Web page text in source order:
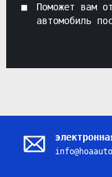
Поможет вам
автомобиль